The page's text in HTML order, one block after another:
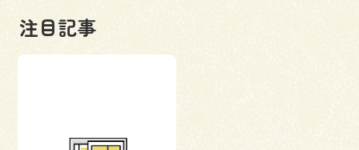
注目記事